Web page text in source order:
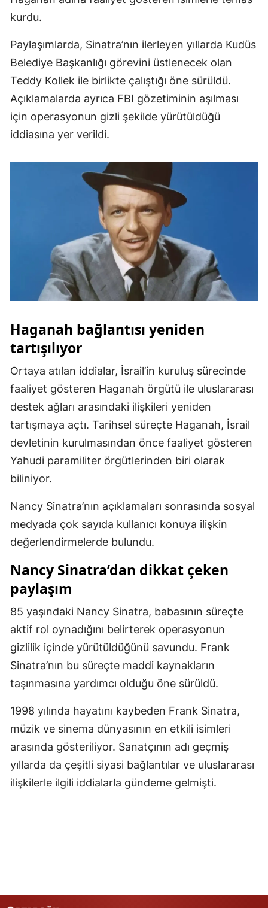
Manisa
Kahramanmaraş
Mardin
Muğla
Nevşehir
Niğde
Ordu
Rize
Sakarya
Samsun
Sinop
Tekirdağ
Tokat
Trabzon
Tunceli
Uşak
Aksaray
Bayburt
Karaman
Kırıkkale
Batman
Şırnak
Bartın
Ardahan
kurdu.
Paylaşımlarda, Sinatra’nın ilerleyen yıllarda Kudüs
Belediye Başkanlığı görevini üstlenecek olan
Teddy Kollek ile birlikte çalıştığı öne sürüldü.
Açıklamalarda ayrıca FBI gözetiminin aşılması
için operasyonun gizli şekilde yürütüldüğü
iddiasına yer verildi.
Haganah bağlantısı yeniden
tartışılıyor
Ortaya atılan iddialar, İsrail’in kuruluş sürecinde
faaliyet gösteren Haganah örgütü ile uluslararası
destek ağları arasındaki ilişkileri yeniden
tartışmaya açtı. Tarihsel süreçte Haganah, İsrail
devletinin kurulmasından önce faaliyet gösteren
Yahudi paramiliter örgütlerinden biri olarak
biliniyor.
Nancy Sinatra’nın açıklamaları sonrasında sosyal
medyada çok sayıda kullanıcı konuya ilişkin
değerlendirmelerde bulundu.
Nancy Sinatra’dan dikkat çeken
paylaşım
85 yaşındaki Nancy Sinatra, babasının süreçte
aktif rol oynadığını belirterek operasyonun
gizlilik içinde yürütüldüğünü savundu. Frank
Sinatra’nın bu süreçte maddi kaynakların
taşınmasına yardımcı olduğu öne sürüldü.
1998 yılında hayatını kaybeden Frank Sinatra,
müzik ve sinema dünyasının en etkili isimleri
arasında gösteriliyor. Sanatçının adı geçmiş
yıllarda da çeşitli siyasi bağlantılar ve uluslararası
ilişkilerle ilgili iddialarla gündeme gelmişti.